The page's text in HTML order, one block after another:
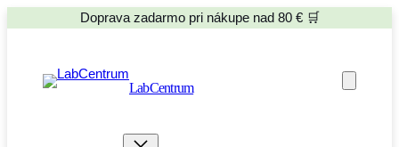
Doprava zadarmo pri nákupe nad 80 € 🛒
LabCentrum